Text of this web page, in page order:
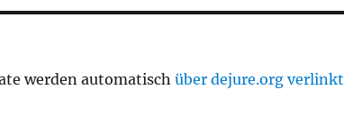
werden automatischüber dejure.org verlinkt